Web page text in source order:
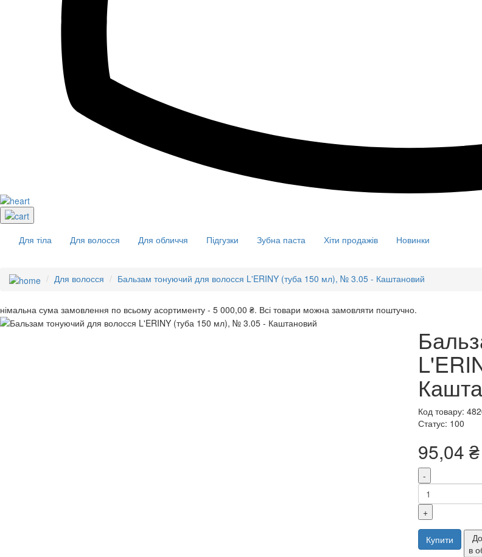
Для тіла Для волосся Для обличчя Підгузки Зубна паста Хіти продажів Новинки
Для волосся Бальзам тонуючий для волосся L'ERINY (туба 150 мл), № 3.05 - Каштановий
сума замовлення по всьому асортименту - 5 000,00 ₴. Всі товари можна замовляти поштучно.
Код товару:
Статус: 100
95,04 ₴
-
+
Купити
в